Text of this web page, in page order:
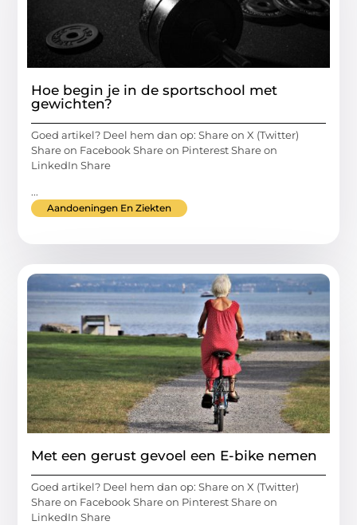
Hoe begin je in de sportschool met
gewichten?
Goed artikel? Deel hem dan op: Share on X (Twitter)
Share on Facebook Share on Pinterest Share on
LinkedIn Share
...
Aandoeningen En Ziekten
Met een gerust gevoel een E-bike nemen
Goed artikel? Deel hem dan op: Share on X (Twitter)
Share on Facebook Share on Pinterest Share on
LinkedIn Share